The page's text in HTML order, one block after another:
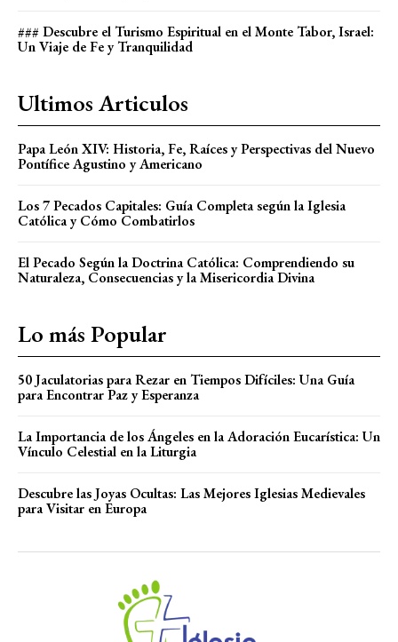
### Descubre el Turismo Espiritual en el Monte Tabor, Israel:
Un Viaje de Fe y Tranquilidad
Ultimos Articulos
Papa León XIV: Historia, Fe, Raíces y Perspectivas del Nuevo
Pontífice Agustino y Americano
Los 7 Pecados Capitales: Guía Completa según la Iglesia
Católica y Cómo Combatirlos
El Pecado Según la Doctrina Católica: Comprendiendo su
Naturaleza, Consecuencias y la Misericordia Divina
Lo más Popular
50 Jaculatorias para Rezar en Tiempos Difíciles: Una Guía
para Encontrar Paz y Esperanza
La Importancia de los Ángeles en la Adoración Eucarística: Un
Vínculo Celestial en la Liturgia
Descubre las Joyas Ocultas: Las Mejores Iglesias Medievales
para Visitar en Europa